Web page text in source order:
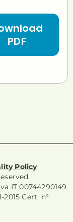
PDF
Policy
IT 00744290149
2015 Cert. n°